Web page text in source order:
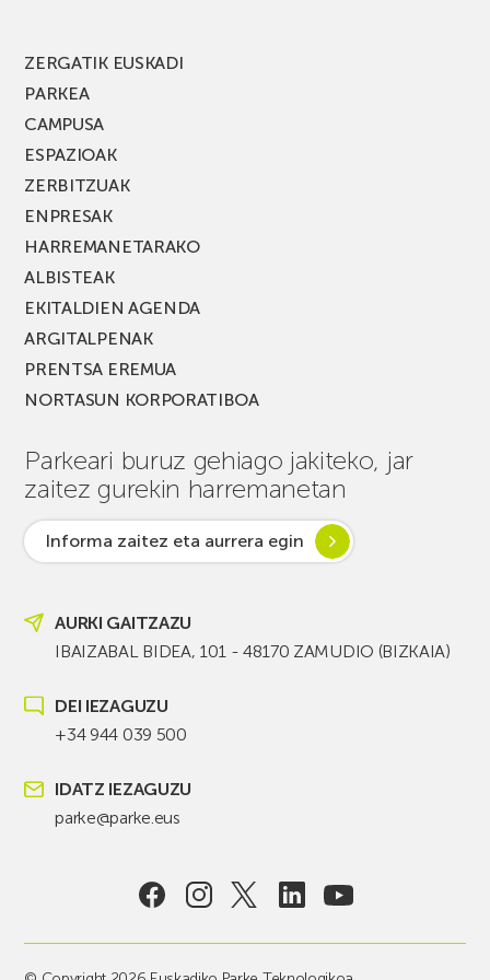
ZERGATIK EUSKADI
PARKEA
CAMPUSA
ESPAZIOAK
ZERBITZUAK
ENPRESAK
HARREMANETARAKO
ALBISTEAK
EKITALDIEN AGENDA
ARGITALPENAK
PRENTSA EREMUA
NORTASUN KORPORATIBOA
Parkeari buruz gehiago jakiteko, jar
zaitez gurekin harremanetan
Informa zaitez eta aurrera egin
AURKI GAITZAZU
IBAIZABAL BIDEA, 101 - 48170 ZAMUDIO (BIZKAIA)
DEI IEZAGUZU
+34 944 039 500
IDATZ IEZAGUZU
parke@parke.eus